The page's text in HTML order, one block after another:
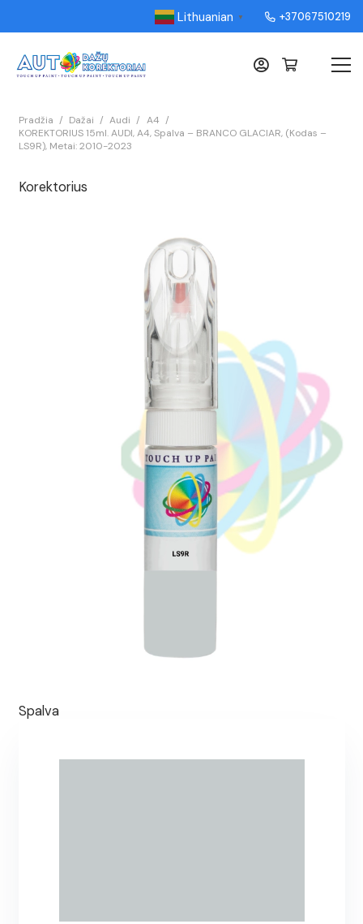
Lithuanian ▼ +37067510219
Pradžia / Dažai / Audi / A4 /
KOREKTORIUS 15ml. AUDI, A4, Spalva – BRANCO GLACIAR, (Kodas –
LS9R), Metai: 2010-2023
Korektorius
Spalva